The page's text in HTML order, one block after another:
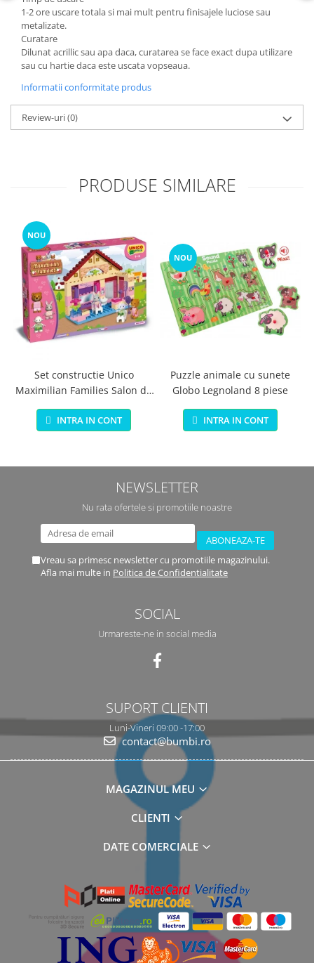
1-2 ore uscare totala si mai mult pentru finisajele luciose sau
metalizate.
Curatare
Dilunat acrillic sau apa daca, curatarea se face exact dupa utilizare
sau cu hartie daca este uscata vopseaua.
Informatii conformitate produs
Review-uri(0)
PRODUSE SIMILARE
NOU
Set constructie Unico
Maximilian Families Salon de
INTRA IN CONT
NOU
Puzzle animale cu sunete
Globo Legnoland 8 piese
INTRA IN CONT
NEWSLETTER
Nu rata ofertele si promotiile noastre
Vreau sa primesc newsletter cu promotiile magazinului.
Afla mai multe in Politica de Confidentialitate
SOCIAL
Urmareste-ne in social media
SUPORT CLIENTI
Luni-Vineri 09:00 -17:00
contact@bumbi.ro
MAGAZINUL MEU
CLIENTI
DATE COMERCIALE